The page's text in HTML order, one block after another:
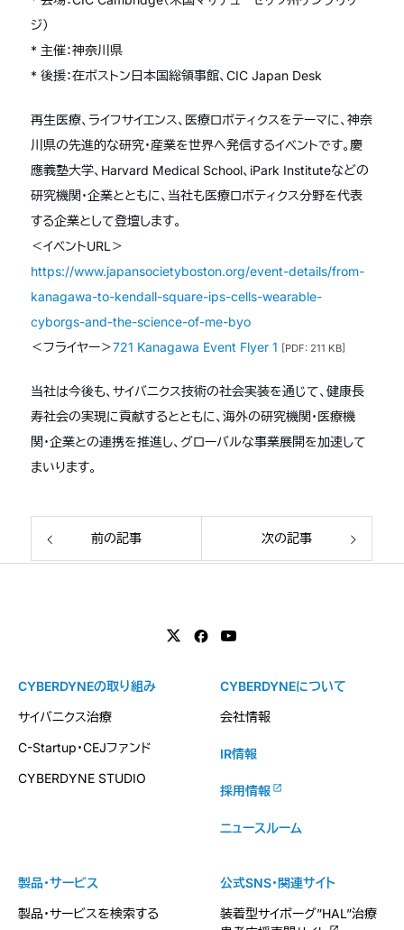
ジ）
* 主催：神奈川県
* 後援：在ボストン日本国総領事館、CIC Japan Desk
再生医療、ライフサイエンス、医療ロボティクスをテーマに、神奈
川県の先進的な研究・産業を世界へ発信するイベントです。慶
應義塾大学、Harvard Medical School、iPark Instituteなどの
研究機関・企業とともに、当社も医療ロボティクス分野を代表
する企業として登壇します。
＜イベントURL＞
https://www.japansocietyboston.org/event-details/from-
kanagawa-to-kendall-square-ips-cells-wearable-
cyborgs-and-the-science-of-me-byo
＜フライヤー＞721 Kanagawa Event Flyer 1 [PDF: 211 KB]
当社は今後も、サイバニクス技術の社会実装を通じて、健康長
寿社会の実現に貢献するとともに、海外の研究機関・医療機
関・企業との連携を推進し、グローバルな事業展開を加速して
まいります。
前の記事 次の記事
製品・サービス
製品・サービスを検索する
CYBERDYNEの取り組み
サイバニクス治療
C-Startup・CEJファンド
CYBERDYNE STUDIO
CYBERDYNEについて
会社情報
IR情報
採用情報
ニュースルーム
公式SNS・関連サイト
装着型サイボーグ”HAL”治療